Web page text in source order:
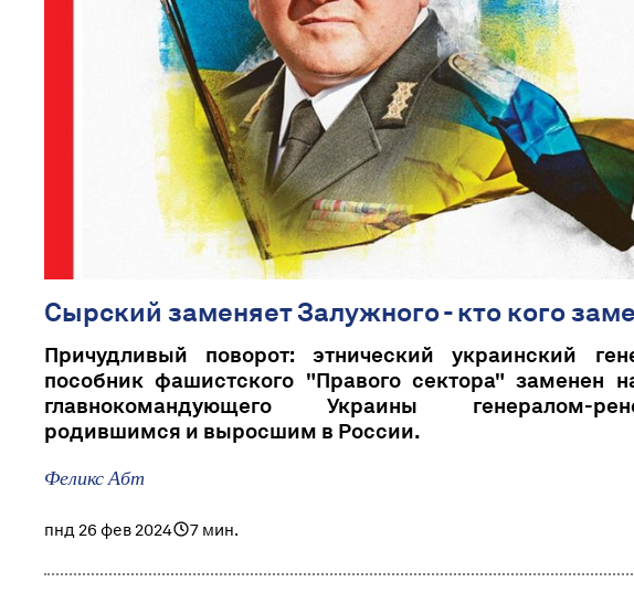
Сырский заменяет Залужного - кто кого
Причудливый поворот: этнический украинский
пособник фашистского "Правого сектора" заменен
главнокомандующего Украины генералом-
родившимся и выросшим в России.
Феликс Абт
пнд 26 фев 2024 7 мин.